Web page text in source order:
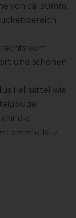
von ca. 30mm,
vom
und schonen
Fellsattel wie
die
Lammfellsitz